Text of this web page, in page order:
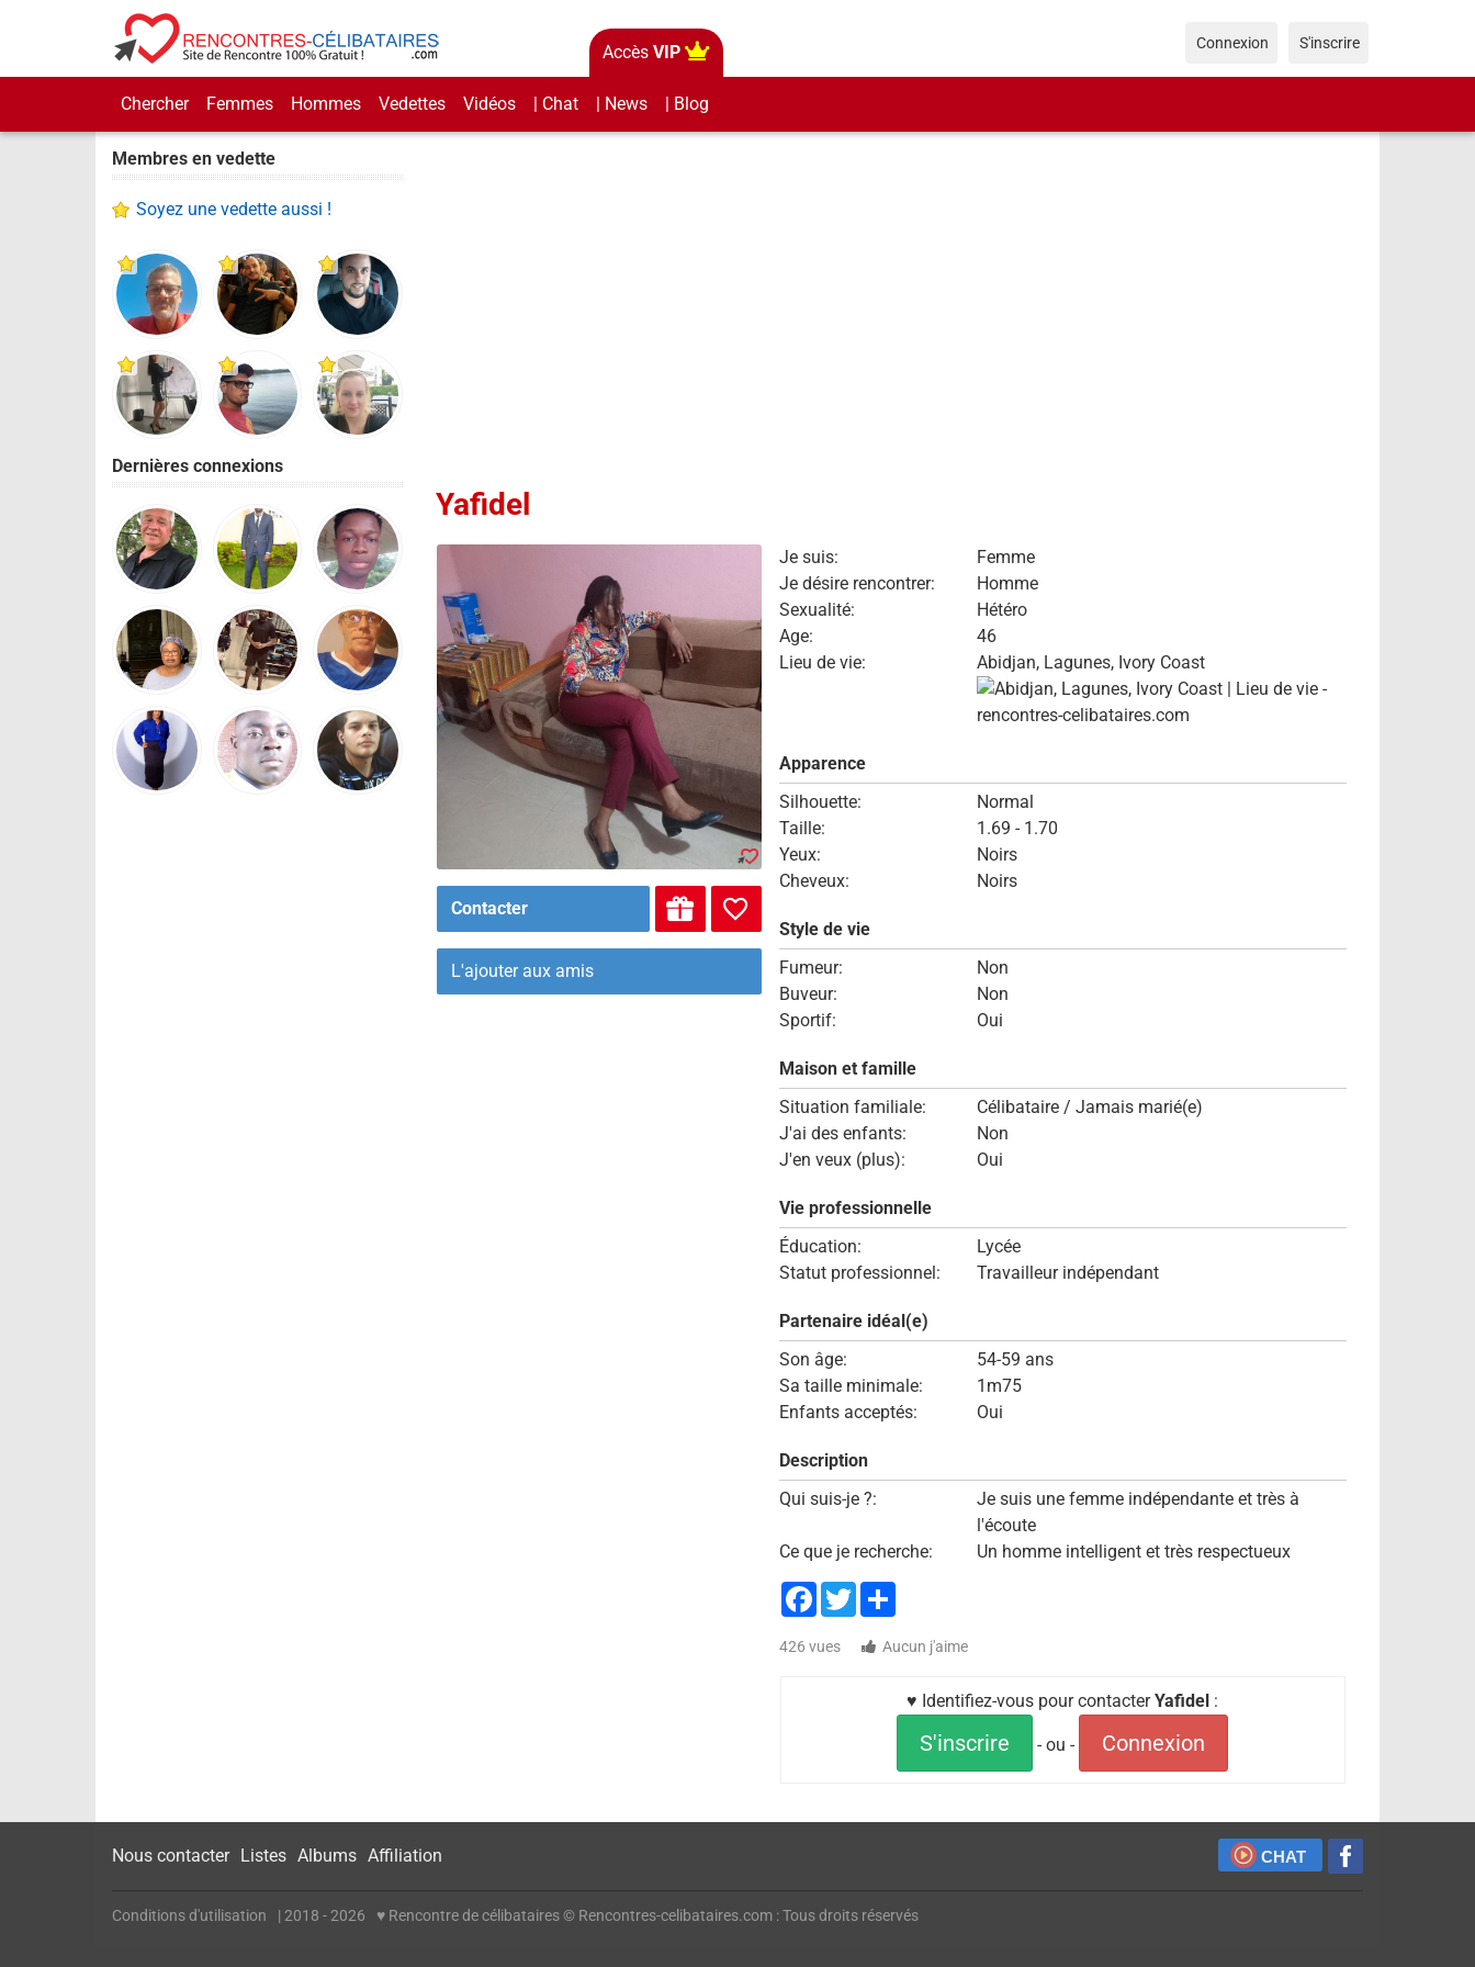
Accès VIP
Chercher Femmes Hommes Vedettes Vidéos | Chat | News | Blog
Connexion S'inscrire
Membres en vedette
Soyez une vedette aussi !
Dernières connexions
Yafidel
Contacter
L'ajouter aux amis
Je suis:
Femme
Je désire rencontrer:
Homme
Sexualité:
Hétéro
Age:
46
Lieu de vie:
Abidjan, Lagunes, Ivory Coast
Apparence
Silhouette:
Normal
Taille:
1.69 - 1.70
Yeux:
Noirs
Cheveux:
Noirs
Style de vie
Fumeur:
Non
Buveur:
Non
Sportif:
Oui
Maison et famille
Situation familiale:
Célibataire / Jamais marié(e)
J'ai des enfants:
Non
J'en veux (plus):
Oui
Vie professionnelle
Éducation:
Lycée
Statut professionnel:
Travailleur indépendant
Partenaire idéal(e)
Son âge:
54-59 ans
Sa taille minimale:
1m75
Enfants acceptés:
Oui
Description
Qui suis-je ?:
Je suis une femme indépendante et très à
l'écoute
Ce que je recherche:
Un homme intelligent et très respectueux
Facebook
TwitterShare
426 vues Aucun j'aime
♥ Identifiez-vous pour contacterYafidel :
S'inscrire - ou - Connexion
Nous contacter Listes Albums Affiliation CHAT
Conditions d'utilisation | 2018 - 2026 ♥ Rencontre de célibataires © Rencontres-celibataires.com : Tous droits réservés